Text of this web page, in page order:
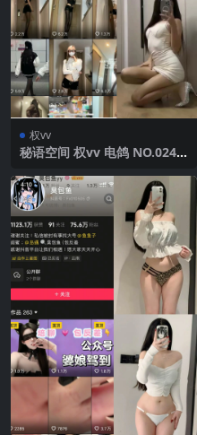
权vv
秘语空间 权vv 电鸽 NO.024
版